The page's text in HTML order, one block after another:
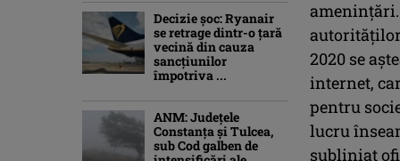
2020 se
internet,
pentru
lucru
subliniat
Decizie șoc: Ryanair
se retrage dintr-o țară
vecină din cauza
sancțiunilor
împotriva ...
ANM: Judeţele
Constanţa şi Tulcea,
sub Cod galben de